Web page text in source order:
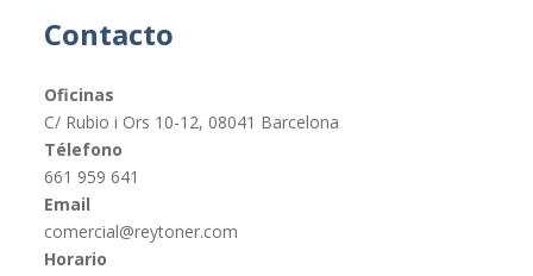
Contacto
Oficinas
C/ Rubio i Ors 10-12, 08041 Barcelona
Télefono
661 959 641
Email
comercial@reytoner.com
Horario